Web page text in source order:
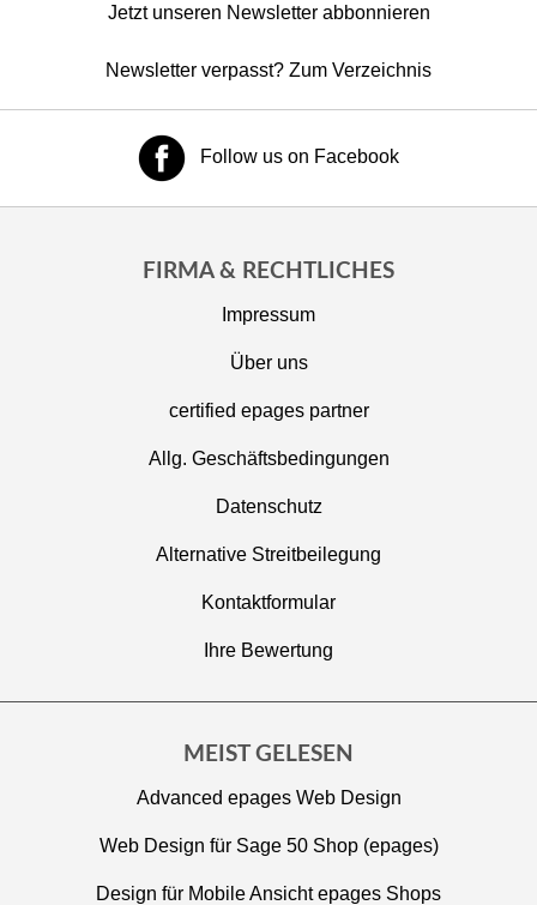
Jetzt unseren Newsletter abbonnieren
Newsletter verpasst? Zum Verzeichnis
Follow us on Facebook
FIRMA & RECHTLICHES
Impressum
Über uns
certified epages partner
Allg. Geschäftsbedingungen
Datenschutz
Alternative Streitbeilegung
Kontaktformular
Ihre Bewertung
MEIST GELESEN
Advanced epages Web Design
Web Design für Sage 50 Shop (epages)
Design für Mobile Ansicht epages Shops